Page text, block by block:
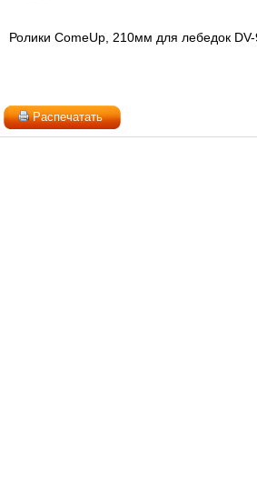
Ролики ComeUp, 210мм для лебедок
Распечатать